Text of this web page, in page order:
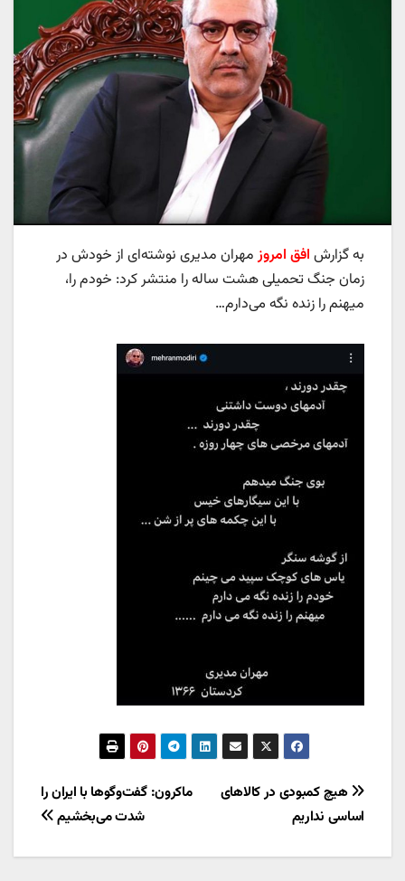
به گزارش افق امروزمهران مدیری نوشته‌ای از خودش در
زمان جنگ تحمیلی هشت ساله را منتشر کرد: خودم را،
میهنم را زنده نگه می‌دارم…
راهبری
نوشته
ماکرون: گفت‌وگوها با ایران را
شدت می‌بخشیم
هیچ کمبودی در کالاهای
اساسی نداریم